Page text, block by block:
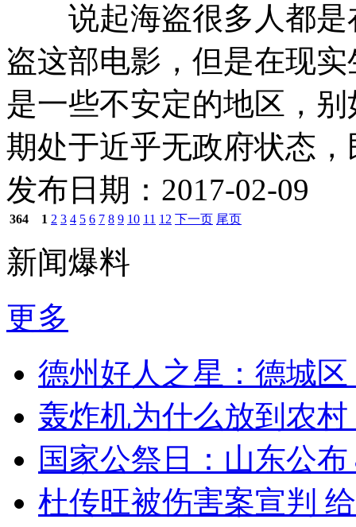
说起海盗很多人都是
盗这部电影，但是在现
是一些不安定的地区，
期处于近乎无政府状态
发布日期：2017-02-09
364 1 2 3 4 5 6 7 8 9 10 11 12 下一页 尾页
新闻爆料
更多
德州好人之星：德城
轰炸机为什么放到农
国家公祭日：山东公
杜传旺被伤害案宣判